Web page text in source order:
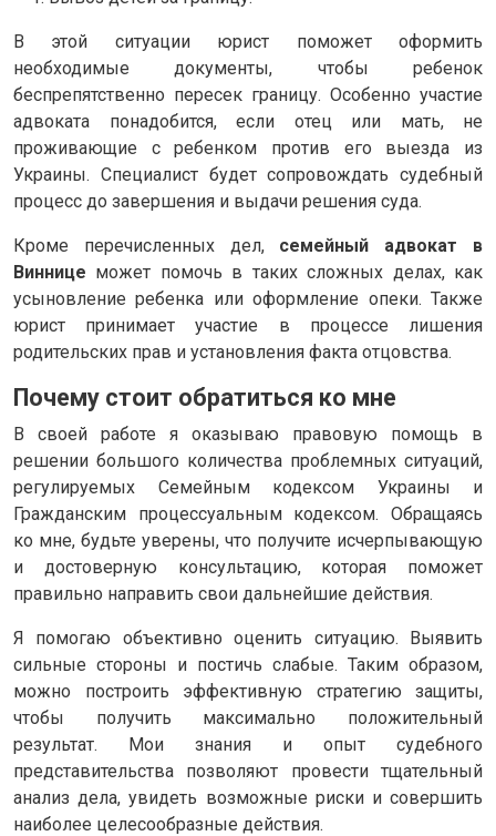
В этой ситуации юрист поможет оформить
необходимые документы, чтобы ребенок
беспрепятственно пересек границу. Особенно участие
адвоката понадобится, если отец или мать, не
проживающие с ребенком против его выезда из
Украины. Специалист будет сопровождать судебный
процесс до завершения и выдачи решения суда.
Кроме перечисленных дел, семейный адвокат в
Виннице может помочь в таких сложных делах, как
усыновление ребенка или оформление опеки. Также
юрист принимает участие в процессе лишения
родительских прав и установления факта отцовства.
Почему стоит обратиться ко мне
В своей работе я оказываю правовую помощь в
решении большого количества проблемных ситуаций,
регулируемых Семейным кодексом Украины и
Гражданским процессуальным кодексом. Обращаясь
ко мне, будьте уверены, что получите исчерпывающую
и достоверную консультацию, которая поможет
правильно направить свои дальнейшие действия.
Я помогаю объективно оценить ситуацию. Выявить
сильные стороны и постичь слабые. Таким образом,
можно построить эффективную стратегию защиты,
чтобы получить максимально положительный
результат. Мои знания и опыт судебного
представительства позволяют провести тщательный
анализ дела, увидеть возможные риски и совершить
наиболее целесообразные действия.